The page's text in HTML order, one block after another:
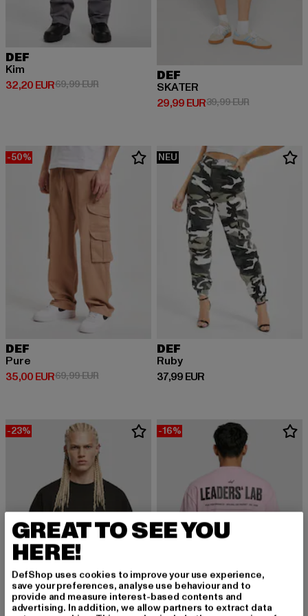
DEF
Kim
32,20 EUR
Derzeitiger Preis: 32,20 EUR
69,99 EURAktionspreis: 69,99 EUR
DEF
SKATER
29,99 EUR
Derzeitiger Preis: 29,99 EUR
39,99 EURAktionspreis:
-50%
DEF
Pure
35,00 EUR
Derzeitiger Preis: 35,00 EUR
69,99 EURAktionspreis: 69,99 EUR
NEU
DEF
Ruby
37,99 EUR
Derzeitiger Preis: 37,99 EUR
-23% -16%
GREAT TO SEE YOU
HERE!
DefShop uses cookies to improve your use experience,
save your preferences, analyse use behaviour and to
provide and measure interest-based contents and
advertising. In addition, we allow partners to extract data